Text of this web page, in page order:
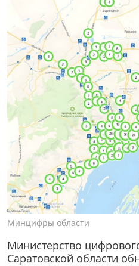
Минцифры области
Министерство
Саратовской области